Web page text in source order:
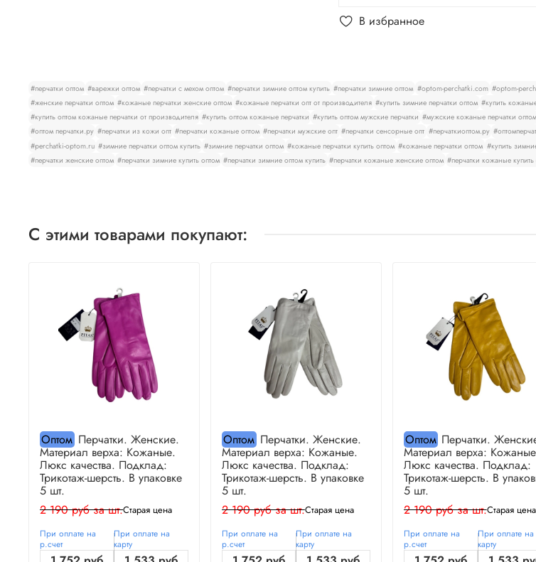
В избранное
#перчатки оптом #варежки оптом #перчатки с мехом оптом #перчатки зимние оптом купить #перчатки зимние оптом #optom-perchatki.com #optom-
#женские перчатки оптом #кожаные перчатки женские оптом #кожаные перчатки опт от производителя #купить зимние перчатки оптом #купить
#купить оптом кожаные перчатки от производителя #купить оптом кожаные перчатки #купить оптом мужские перчатки #мужские кожаные перчатки оптом
#оптом перчатки.ру #перчатки из кожи опт #перчатки кожаные оптом #перчатки мужские опт #перчатки сенсорные опт #перчаткиоптом.ру
#perchatki-optom.ru #зимние перчатки оптом купить #зимние перчатки оптом #кожаные перчатки купить оптом #кожаные перчатки оптом #купить
#перчатки женские оптом #перчатки зимние купить оптом #перчатки зимние оптом купить #перчатки кожаные женские оптом #перчатки кожаные купить
С этими товарами покупают:
ОптомПерчатки. Женские.
Материал верха: Кожаные.
Люкс качества. Подклад:
Трикотаж-шерсть. В упаковке
5 шт.
2 190 руб за шт.Старая цена
При оплате на
р.счет
При оплате на
карту
ОптомПерчатки. Женские.
Материал верха: Кожаные.
Люкс качества. Подклад:
Трикотаж-шерсть. В упаковке
5 шт.
2 190 руб за шт.Старая цена
При оплате на
р.счет
При оплате на
карту
Оптом Перчатки.
Материал верха:
Люкс качества. Подклад:
Трикотаж-шерсть. В
5 шт.
2 190 руб за шт.Старая цена
При оплате на
р.счет
При оплате на
карту